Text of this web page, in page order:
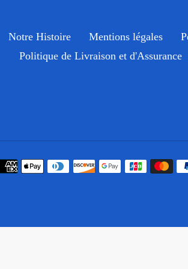
Notre Histoire Mentions légales
Politique de Livraison et d'Assurance
Moyens